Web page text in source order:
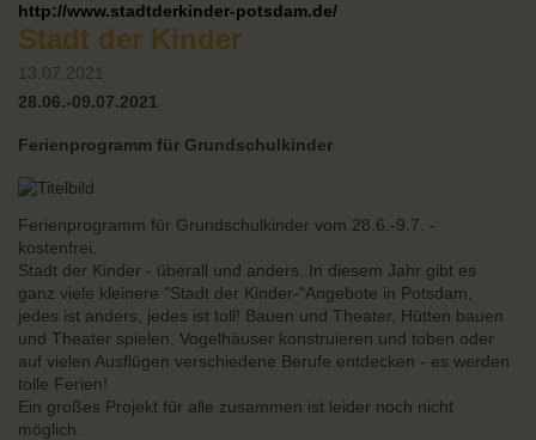
http://www.stadtderkinder-potsdam.de/
Stadt der Kinder
13.07.2021
28.06.-09.07.2021
Ferienprogramm für Grundschulkinder
Ferienprogramm für Grundschulkinder vom 28.6.-9.7. -
kostenfrei.
Stadt der Kinder - überall und anders. In diesem Jahr gibt es
ganz viele kleinere "Stadt der Kinder-"Angebote in Potsdam,
jedes ist anders, jedes ist toll! Bauen und Theater, Hütten bauen
und Theater spielen, Vogelhäuser konstruieren und toben oder
auf vielen Ausflügen verschiedene Berufe entdecken - es werden
tolle Ferien!
Ein großes Projekt für alle zusammen ist leider noch nicht
möglich.